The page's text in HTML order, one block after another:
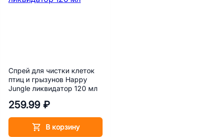
Спрей для чистки клеток
птиц и грызунов Happy
Jungle ликвидатор 120 мл
259.99 ₽
В корзину